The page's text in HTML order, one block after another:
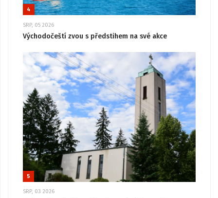
4
SRP, 05 2026
Východočeští zvou s předstihem na své akce
5
SRP, 03 2026